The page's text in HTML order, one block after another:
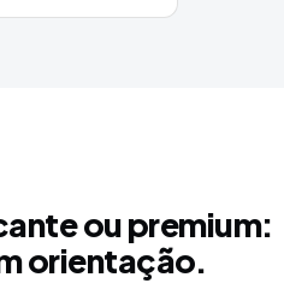
ou premium:
orientação.